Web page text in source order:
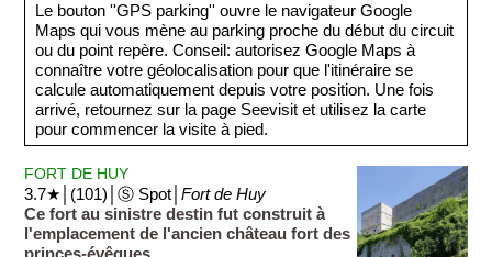
Le bouton ''GPS parking'' ouvre le navigateur Google
Maps qui vous mène au parking proche du début du circuit
ou du point repère. Conseil: autorisez Google Maps à
connaître votre géolocalisation pour que l'itinéraire se
calcule automatiquement depuis votre position. Une fois
arrivé, retournez sur la page Seevisit et utilisez la carte
pour commencer la visite à pied.
FORT DE HUY
3.7★│(101)│Ⓢ Spot│Fort de Huy
Ce fort au sinistre destin fut construit à
l'emplacement de l'ancien château fort des